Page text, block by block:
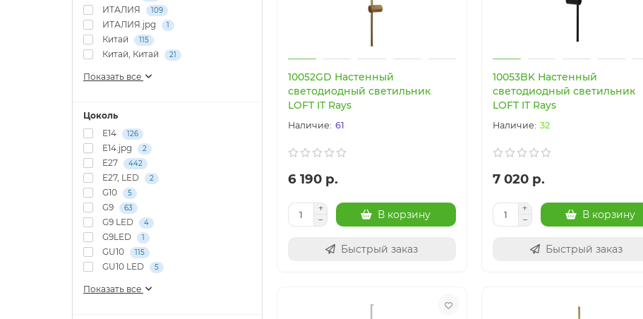
ИТАЛИЯ 109
ИТАЛИЯ.jpg 1
Китай 115
Китай, Китай 21
Показать все
Цоколь
E14
126
E14.jpg 2
E27 442
E27, LED 2
G10 5
G9 63
G9 LED 4
G9LED 1
GU10 115
GU10 LED 5
Показать все
10052GD Настенный
светодиодный светильник
LOFT IT Rays
61
6 190 р.
В корзину
Быстрый заказ
10053BK Настенный
светодиодный светильник
LOFT IT Rays
32
7 020 р.
В корзину
Быстрый заказ